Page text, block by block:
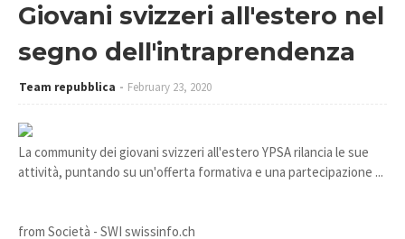
Giovani svizzeri all'estero nel
segno dell'intraprendenza
Team repubblica February 23, 2020
La community dei giovani svizzeri all'estero YPSA rilancia le sue
attività, puntando su un'offerta formativa e una partecipazione ...
from Società - SWI swissinfo.ch